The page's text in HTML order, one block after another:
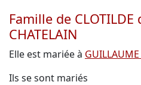
Famille de CLOTILDE
CHATELAIN
Elle est mariée à GUILLAUME
Ils se sont mariés